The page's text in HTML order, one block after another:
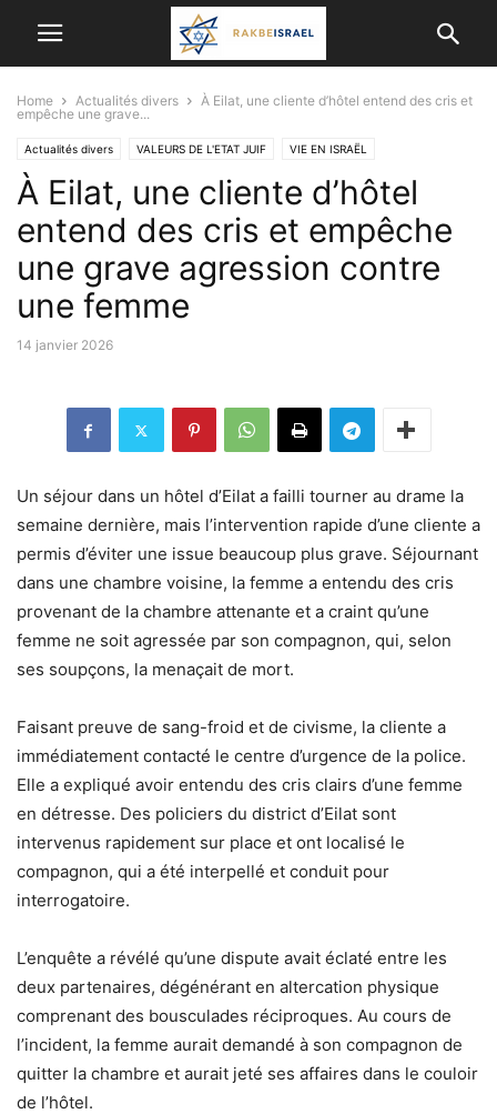
Home Actualités divers
À Eilat, une cliente d’hôtel entend des cris et
empêche une grave...
Actualités divers VALEURS DE L'ETAT JUIF VIE EN ISRAËL
À Eilat, une cliente d’hôtel
entend des cris et empêche
une grave agression contre
une femme
14 janvier 2026
Un séjour dans un hôtel d’Eilat a failli tourner au drame la
semaine dernière, mais l’intervention rapide d’une cliente a
permis d’éviter une issue beaucoup plus grave. Séjournant
dans une chambre voisine, la femme a entendu des cris
provenant de la chambre attenante et a craint qu’une
femme ne soit agressée par son compagnon, qui, selon
ses soupçons, la menaçait de mort.
Faisant preuve de sang-froid et de civisme, la cliente a
immédiatement contacté le centre d’urgence de la police.
Elle a expliqué avoir entendu des cris clairs d’une femme
en détresse. Des policiers du district d’Eilat sont
intervenus rapidement sur place et ont localisé le
compagnon, qui a été interpellé et conduit pour
interrogatoire.
L’enquête a révélé qu’une dispute avait éclaté entre les
deux partenaires, dégénérant en altercation physique
comprenant des bousculades réciproques. Au cours de
l’incident, la femme aurait demandé à son compagnon de
quitter la chambre et aurait jeté ses affaires dans le couloir
de l’hôtel.